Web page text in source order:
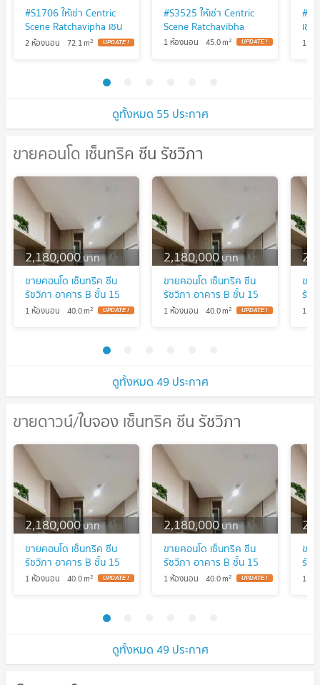
ดูทั้งหมด 55 ประกาศ
#S1706 ให้เช่า Centric
Scene Ratchavipha เซน
ทริค ซีน รัชวิภา รูปแบบ
2 ห้องนอน 72.1m2 UPDATE !
#S3525 ให้เช่า Centric
Scene Ratchavibha
1 ห้องนอน 45.0m2 UPDATE !
เช่
1 ห้
ขายคอนโด เซ็นทริค ซีน รัชวิภา
ดูทั้งหมด 49 ประกาศ
ขายคอนโด เซ็นทริค ซีน รัชวิภา
2,180,000บาท
ขายคอนโด เซ็นทริค ซีน
รัชวิภา อาคาร B ชั้น 15
1 ห้องนอน ขนาด 40 ตรม
1 ห้องนอน 40.0m2 UPDATE !
2,180,000บาท
ขายคอนโด เซ็นทริค ซีน
รัชวิภา อาคาร B ชั้น 15
1 ห้องนอน ขนาด 40 ตรม
1 ห้องนอน 40.0m2 UPDATE !
ขา
รัช
1 ห้
1 ห้
ขายดาวน์/ใบจอง เซ็นทริค ซีน รัชวิภา
ดูทั้งหมด 49 ประกาศ
ขายดาวน์/ใบจอง เซ็นทริค ซีน รัชวิภา
2,180,000บาท
ขายคอนโด เซ็นทริค ซีน
รัชวิภา อาคาร B ชั้น 15
1 ห้องนอน ขนาด 40 ตรม
1 ห้องนอน 40.0m2 UPDATE !
2,180,000บาท
ขายคอนโด เซ็นทริค ซีน
รัชวิภา อาคาร B ชั้น 15
1 ห้องนอน ขนาด 40 ตรม
1 ห้องนอน 40.0m2 UPDATE !
ขา
รัช
1 ห้
1 ห้